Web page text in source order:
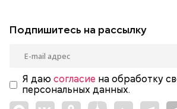
Подпишитесь на рассылку
Я даю согласие на обработку
персональных данных.